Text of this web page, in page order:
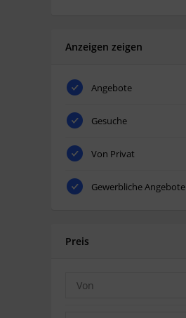
Anzeigen zeigen
Angebote
Gesuche
Von Privat
Gewerbliche Angebote
Preis